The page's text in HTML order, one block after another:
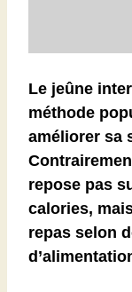
Le jeûne
méthode
améliorer sa
repose pas
calories,
repas selon